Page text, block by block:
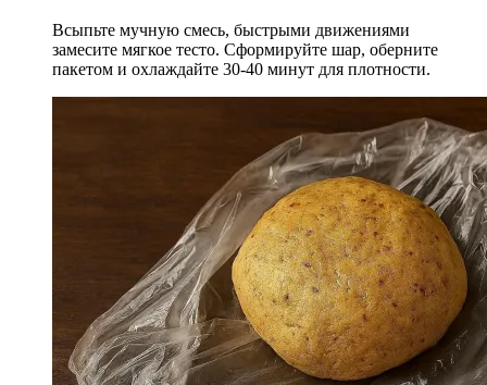
Всыпьте мучную смесь, быстрыми движениями
замесите мягкое тесто. Сформируйте шар, оберните
пакетом и охлаждайте 30-40 минут для плотности.